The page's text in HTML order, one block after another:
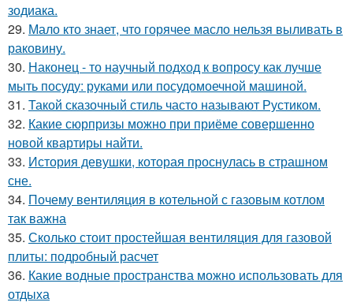
зодиака.
29. Мало кто знает, что горячее масло нельзя выливать в
раковину.
30. Наконец - то научный подход к вопросу как лучше
мыть посуду: руками или посудомоечной машиной.
31. Такой сказочный стиль часто называют Рустиком.
32. Какие сюрпризы можно при приёме совершенно
новой квартиры найти.
33. История девушки, которая проснулась в страшном
сне.
34. Почему вентиляция в котельной с газовым котлом
так важна
35. Сколько стоит простейшая вентиляция для газовой
плиты: подробный расчет
36. Какие водные пространства можно использовать для
отдыха